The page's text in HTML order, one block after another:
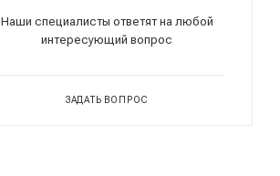
Наши специалисты ответят на любой
интересующий вопрос
ЗАДАТЬ ВОПРОС